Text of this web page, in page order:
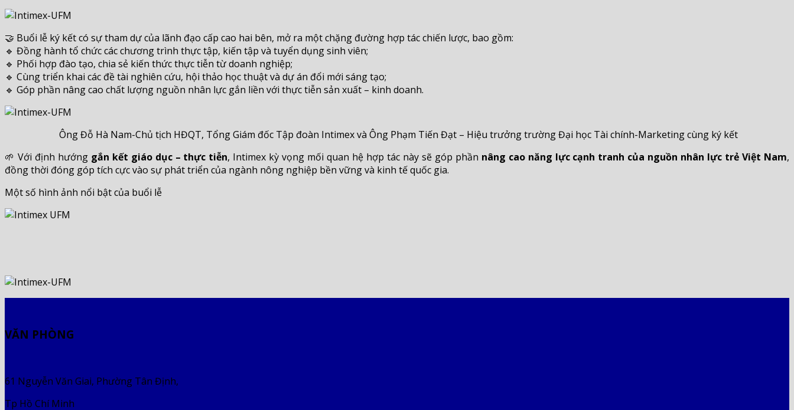
🤝 Buổi lễ ký kết có sự tham dự của lãnh đạo cấp cao hai bên, mở ra một chặng đường hợp tác chiến lược, bao gồm:
🔹 Đồng hành tổ chức các chương trình thực tập, kiến tập và tuyển dụng sinh viên;
🔹 Phối hợp đào tạo, chia sẻ kiến thức thực tiễn từ doanh nghiệp;
🔹 Cùng triển khai các đề tài nghiên cứu, hội thảo học thuật và dự án đổi mới sáng tạo;
🔹 Góp phần nâng cao chất lượng nguồn nhân lực gắn liền với thực tiễn sản xuất – kinh doanh.
Ông Đỗ Hà Nam-Chủ tịch HĐQT, Tổng Giám đốc Tập đoàn Intimex và Ông Phạm Tiến Đạt – Hiệu trưởng trường Đại học Tài chính-Marketing cùng ký kết
🌱 Với định hướng gắn kết giáo dục – thực tiễn, Intimex kỳ vọng mối quan hệ hợp tác này sẽ góp phần nâng cao năng lực cạnh tranh của nguồn nhân lực trẻ Việt Nam,
đồng thời đóng góp tích cực vào sự phát triển của ngành nông nghiệp bền vững và kinh tế quốc gia.
Một số hình ảnh nổi bật của buổi lễ
VĂN PHÒNG
61 Nguyễn Văn Giai, Phường Tân Định,
Tp Hồ Chí Minh